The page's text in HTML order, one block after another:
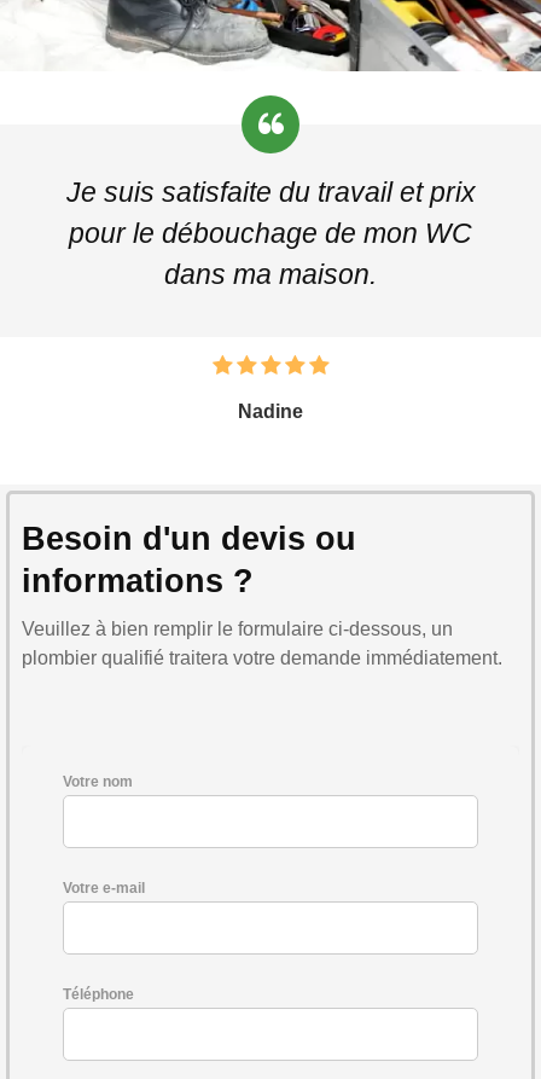
Je suis satisfaite du travail et prix
pour le débouchage de mon WC
dans ma maison.
Nadine
Besoin d'un devis ou
informations ?
Veuillez à bien remplir le formulaire ci-dessous, un
plombier qualifié traitera votre demande immédiatement.
Votre nom
Votre e-mail
Téléphone